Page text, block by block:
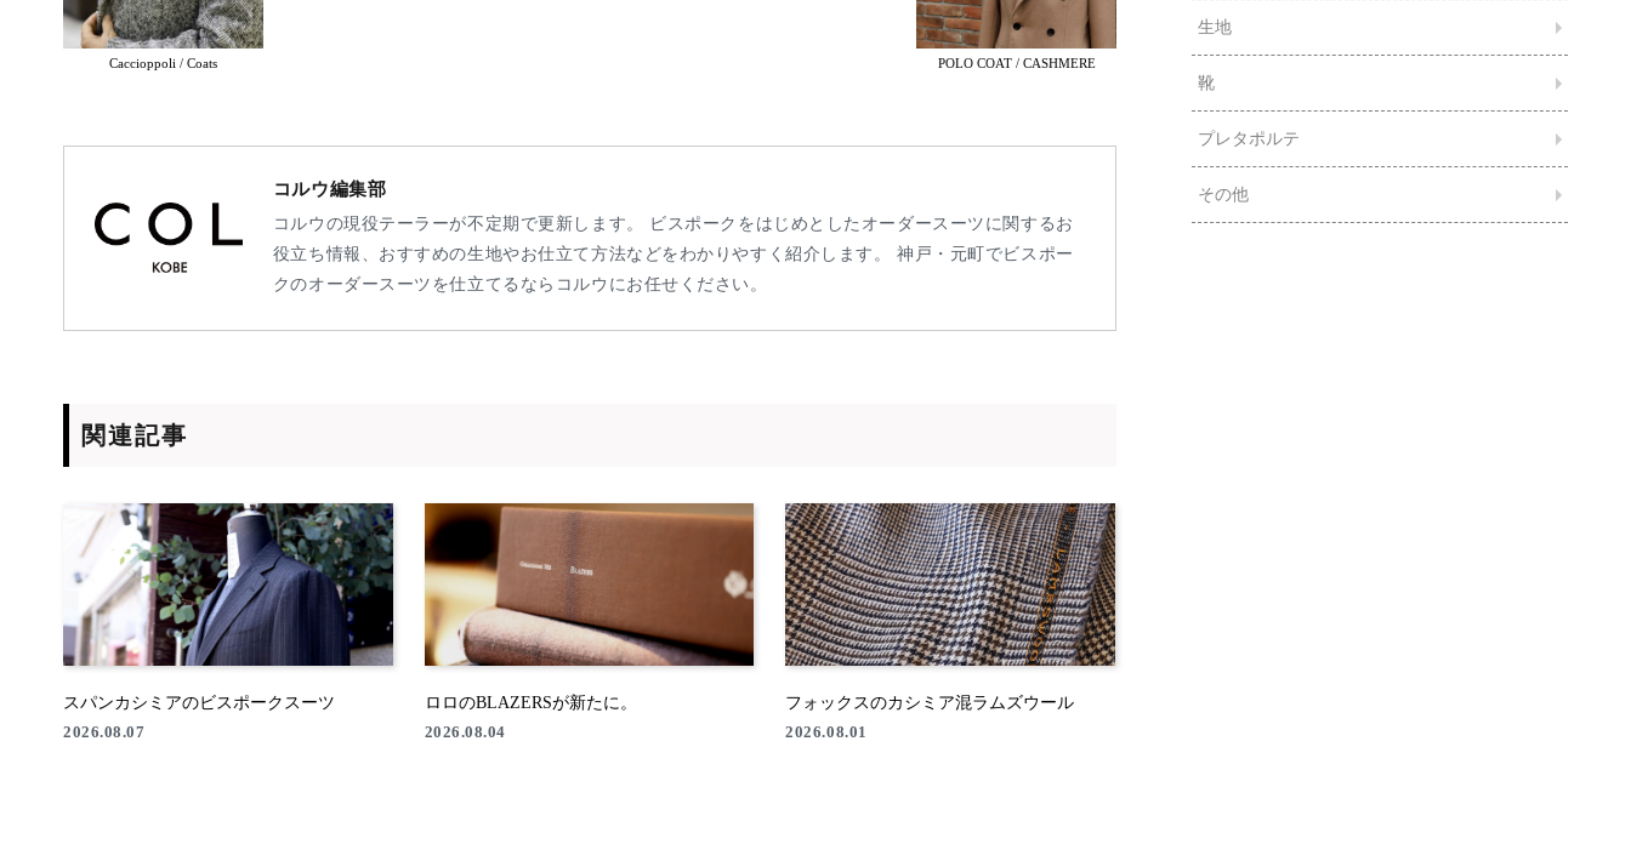
Caccioppoli / Coats POLO COAT / CASHMERE
コルウ編集部
コルウの現役テーラーが不定期で更新します。 ビスポークをはじめとしたオーダースーツに関するお
役立ち情報、おすすめの生地やお仕立て方法などをわかりやすく紹介します。 神戸・元町でビスポー
クのオーダースーツを仕立てるならコルウにお任せください。
関連記事
スパンカシミアのビスポークスーツ
2026.08.07
ロロのBLAZERSが新たに。
2026.08.04
フォックスのカシミア混ラムズウール
2026.08.01
生地
靴
プレタポルテ
その他